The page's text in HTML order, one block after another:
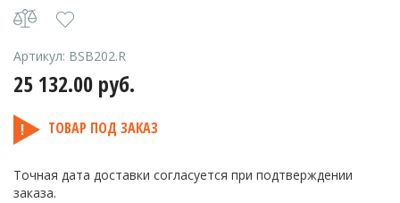
Артикул: BSB202.R
25 132.00 руб.
ТОВАР ПОД ЗАКАЗ
Точная дата доставки согласуется при подтверждении
заказа.